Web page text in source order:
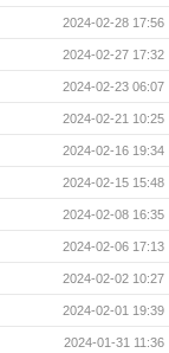
2024-02-28 17:56
2024-02-27 17:32
2024-02-23 06:07
2024-02-21 10:25
2024-02-16 19:34
2024-02-15 15:48
2024-02-08 16:35
2024-02-06 17:13
2024-02-02 10:27
2024-02-01 19:39
2024-01-31 11:36